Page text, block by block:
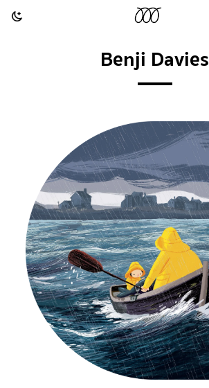
Benji Davies